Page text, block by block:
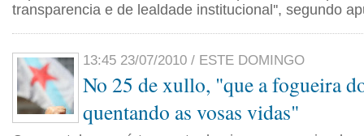
transparencia e de lealdade institucional'', segundo
13:45 23/07/2010 / ESTE DOMINGO
No 25 de xullo, "que a fogueira
quentando as vosas vidas"